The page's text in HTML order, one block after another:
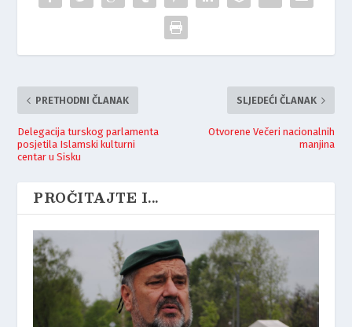
PRETHODNI ČLANAK
Delegacija turskog parlamenta
posjetila Islamski kulturni
centar u Sisku
SLJEDEĆI ČLANAK
Otvorene Večeri nacionalnih
manjina
PROČITAJTE I...